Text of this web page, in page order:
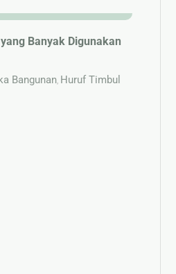
Banyak Digunakan
Bangunan, Huruf Timbul